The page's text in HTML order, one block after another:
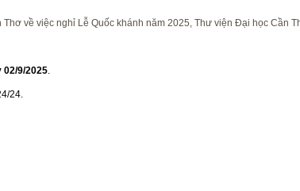
về việc nghỉ Lễ Quốc khánh năm 2025, Thư viện Đại học Cần
02/9/2025.
24.